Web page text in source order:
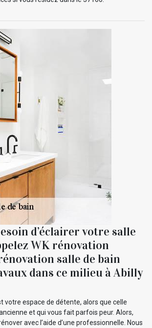
d’éclairer votre salle
WK rénovation
salle de bain
dans ce milieu à Abilly
votre espace de détente, alors que celle
et qui vous fait parfois peur. Alors,
avec l’aide d’une professionnelle. Nous